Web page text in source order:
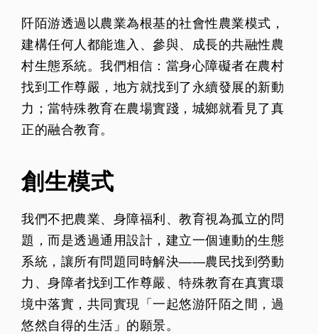
阡陌游透過以農業為根基的社會性農業模式，
建構任何人都能進入、參與、成長的共融性農
村生態系統。我們相信：當身心障礙者在農村
找到工作尊嚴，地方就找到了永續發展的新動
力；當特殊教育在農場實踐，城鄉就看見了真
正的融合教育。
創生模式
我們不把農業、身障福利、教育視為孤立的問
題，而是透過通用設計，建立一個連動的生態
系統，讓所有問題同時解決——農民找到勞動
力、身障者找到工作尊嚴、特殊教育在真實環
境中落實，共同實現「一起悠游阡陌之間，過
悠然自得的生活」的願景。